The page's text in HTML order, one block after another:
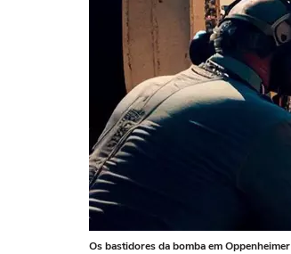
Os bastidores da bomba em Oppenheimer